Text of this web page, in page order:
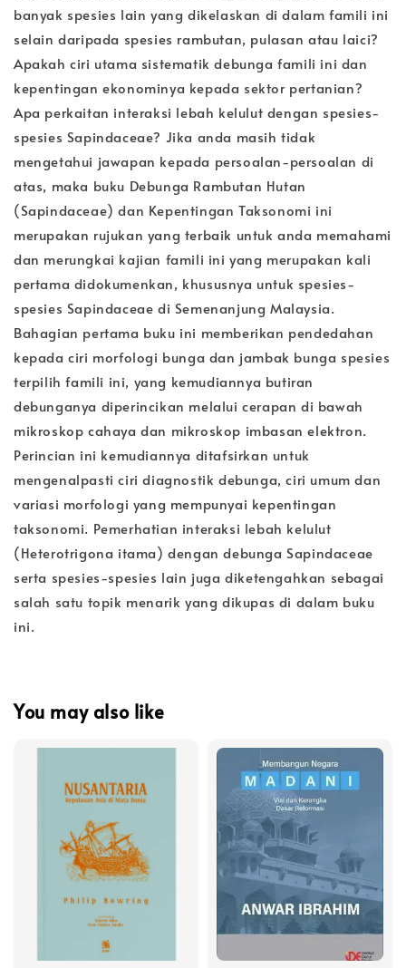
banyak spesies lain yang dikelaskan di dalam famili ini
selain daripada spesies rambutan, pulasan atau laici?
Apakah ciri utama sistematik debunga famili ini dan
kepentingan ekonominya kepada sektor pertanian?
Apa perkaitan interaksi lebah kelulut dengan spesies-
spesies Sapindaceae? Jika anda masih tidak
mengetahui jawapan kepada persoalan-persoalan di
atas, maka buku Debunga Rambutan Hutan
(Sapindaceae) dan Kepentingan Taksonomi ini
merupakan rujukan yang terbaik untuk anda memahami
dan merungkai kajian famili ini yang merupakan kali
pertama didokumenkan, khususnya untuk spesies-
spesies Sapindaceae di Semenanjung Malaysia.
Bahagian pertama buku ini memberikan pendedahan
kepada ciri morfologi bunga dan jambak bunga spesies
terpilih famili ini, yang kemudiannya butiran
debunganya diperincikan melalui cerapan di bawah
mikroskop cahaya dan mikroskop imbasan elektron.
Perincian ini kemudiannya ditafsirkan untuk
mengenalpasti ciri diagnostik debunga, ciri umum dan
variasi morfologi yang mempunyai kepentingan
taksonomi. Pemerhatian interaksi lebah kelulut
(Heterotrigona itama) dengan debunga Sapindaceae
serta spesies-spesies lain juga diketengahkan sebagai
salah satu topik menarik yang dikupas di dalam buku
ini.
You may also like